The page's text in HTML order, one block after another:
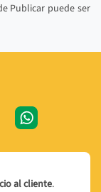
Publicar puede ser
al cliente.